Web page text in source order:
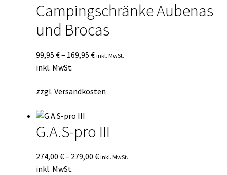
Campingschränke Aubenas
und Brocas
99,95 €– 169,95 € inkl. MwSt.
inkl. MwSt.
zzgl. Versandkosten
G.A.S-pro III
274,00 €– 279,00 € inkl. MwSt.
inkl. MwSt.